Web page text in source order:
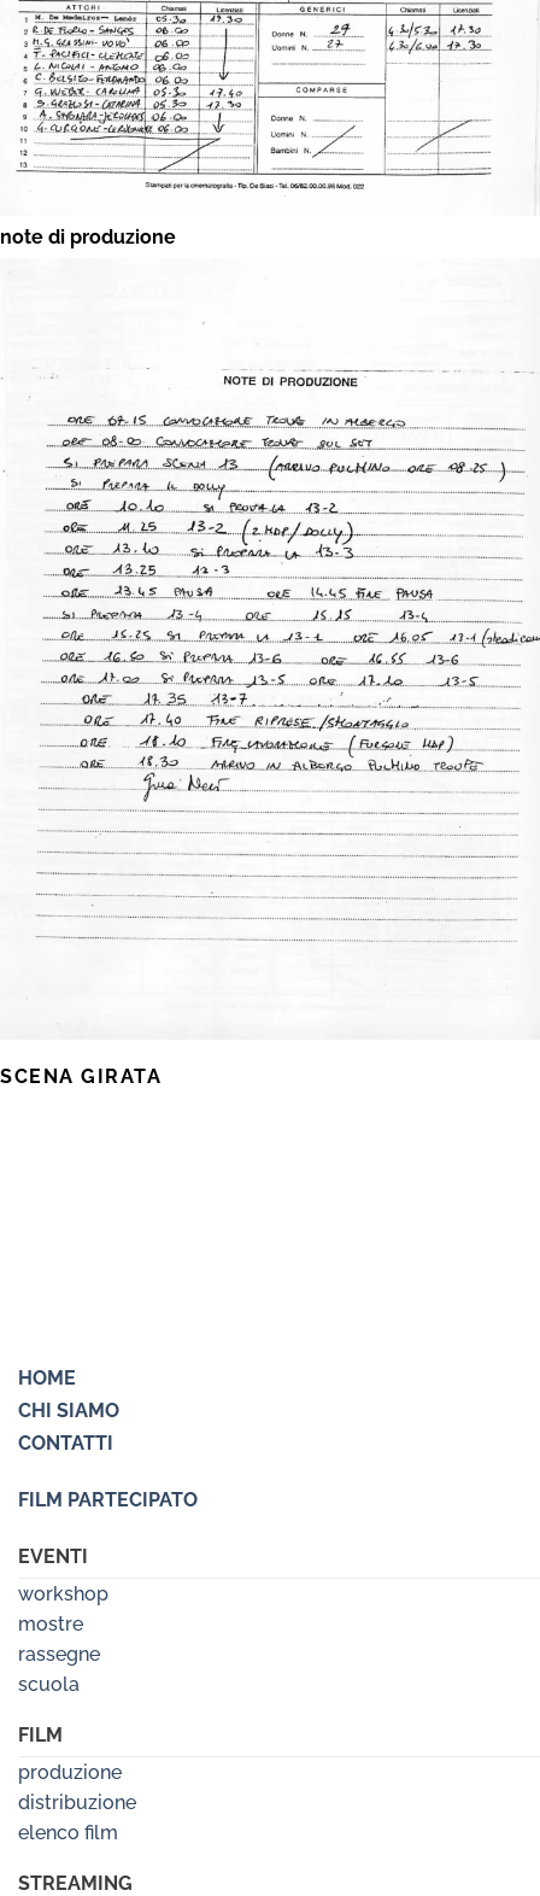
note di produzione
SCENA GIRATA
HOME
CHI SIAMO
CONTATTI
FILM PARTECIPATO
EVENTI
workshop
mostre
rassegne
scuola
FILM
produzione
distribuzione
elenco film
STREAMING